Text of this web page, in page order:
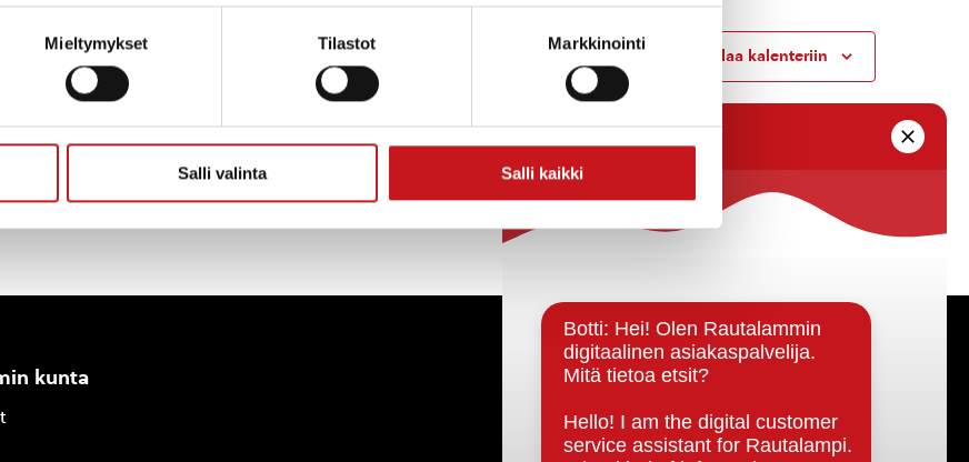
Mieltymykset Tilastot Markkinointi
Salli valinta Salli kaikki
Tilaa kalenteriin
kunta Päätöksenteko ja lähidemokratia
Päätökset, esityslistat & pöytäkirjat
Hallinto